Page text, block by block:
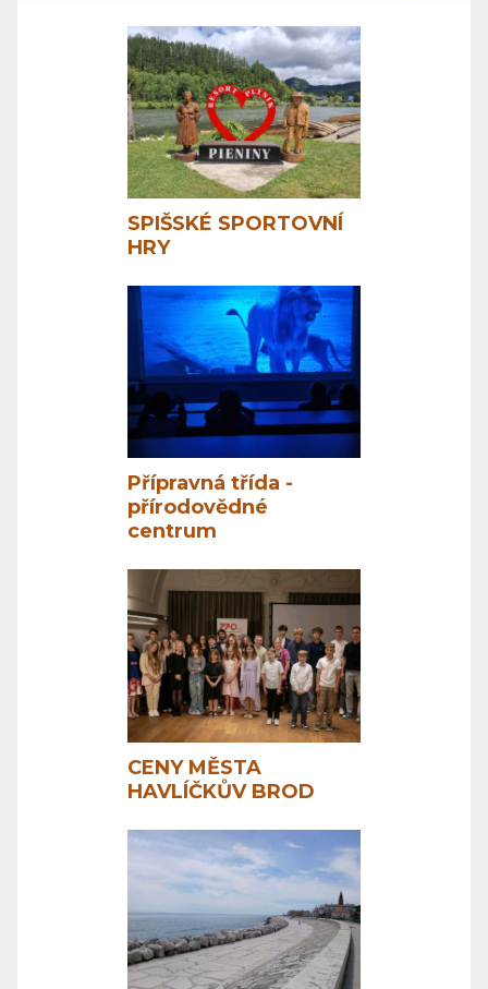
SPIŠSKÉ SPORTOVNÍ
HRY
Přípravná třída -
přírodovědné
centrum
CENY MĚSTA
HAVLÍČKŮV BROD